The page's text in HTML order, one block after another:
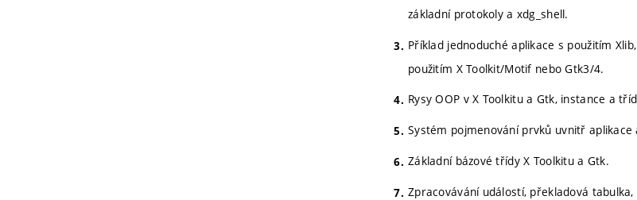
základní protokoly a xdg_shell.
Příklad jednoduché aplikace s použitím
použitím X Toolkit/Motif nebo Gtk3/4.
Rysy OOP v X Toolkitu a Gtk, instance a
Systém pojmenování prvků uvnitř
Základní bázové třídy X Toolkitu a Gtk.
Zpracovávání událostí, překladová